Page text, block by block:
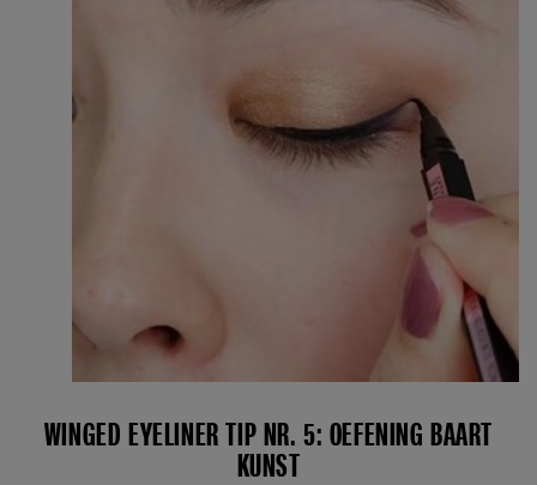
WINGED EYELINER TIP NR. 5: OEFENING BAART
KUNST